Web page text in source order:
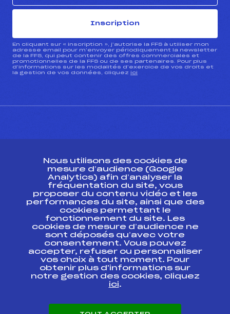
Inscription
En cliquant sur « inscription », j’autorise la FFS à utiliser mon
adresse email pour m’envoyer périodiquement la newsletter
de la FFS, qui peut contenir des offres commerciales et
promotionnelles de la FFS ou de ses partenaires. Pour plus
d’informations sur les modalités d’exercice de vos droits et
la gestion de vos données, cliquez ici
Ressources
Pass’Neige
Projet sportif fédéral
Projet de performance fédéral
Antidopage
Pôle Développement, Formation, Suivi
Scientifique
Listes ministérielles
Pôle vie de l’athlète
Enseignement professionnel
Nous utilisons des cookies de
mesure d’audience (Google
Analytics) afin d’analyser la
fréquentation du site, vous
proposer du contenu vidéo et les
performances du site, ainsi que des
cookies permettant le
fonctionnement du site. Les
cookies de mesure d’audience ne
sont déposés qu’avec votre
consentement. Vous pouvez
accepter, refuser ou personnaliser
vos choix à tout moment. Pour
obtenir plus d'informations sur
notre gestion des cookies, cliquez
ici.